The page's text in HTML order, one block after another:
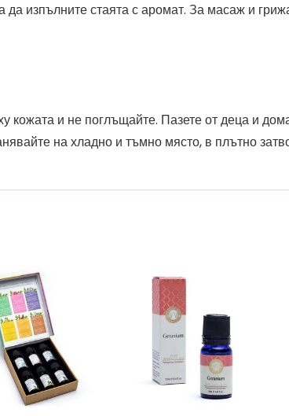
да изпълните стаята с аромат. За масаж и
и не поглъщайте. Пазете от деца и
на хладно и тъмно място, в плътно